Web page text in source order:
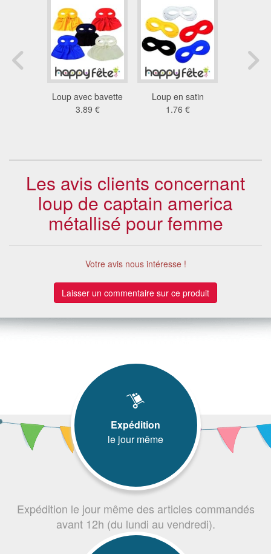
Loup avec bavette
3.89 €
Loup en satin
1.76 €
Les avis clients concernant
loup de captain america
métallisé pour femme
Votre avis nous intéresse !
Laisser un commentaire sur ce produit
Expédition
le jour même
Expédition le jour même des articles commandés
avant 12h (du lundi au vendredi).